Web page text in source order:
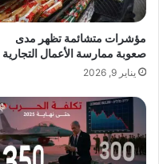
مؤشرات متشائمة تظهر مدى
صعوبة ممارسة الأعمال التجارية
يناير 9, 2026